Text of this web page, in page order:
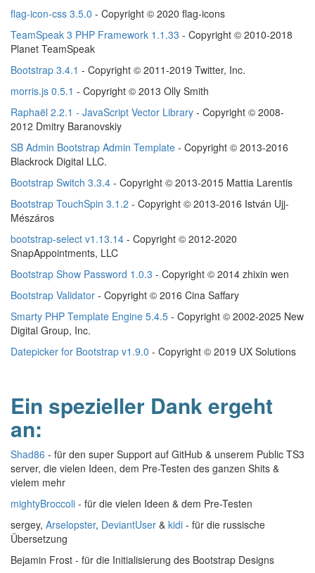
flag-icon-css 3.5.0 - Copyright © 2020 flag-icons
TeamSpeak 3 PHP Framework 1.1.33 - Copyright © 2010-2018
Planet TeamSpeak
Bootstrap 3.4.1 - Copyright © 2011-2019 Twitter, Inc.
morris.js 0.5.1 - Copyright © 2013 Olly Smith
Raphaël 2.2.1 - JavaScript Vector Library - Copyright © 2008-
2012 Dmitry Baranovskiy
SB Admin Bootstrap Admin Template - Copyright © 2013-2016
Blackrock Digital LLC.
Bootstrap Switch 3.3.4 - Copyright © 2013-2015 Mattia Larentis
Bootstrap TouchSpin 3.1.2 - Copyright © 2013-2016 István Ujj-
Mészáros
bootstrap-select v1.13.14 - Copyright © 2012-2020
SnapAppointments, LLC
Bootstrap Show Password 1.0.3 - Copyright © 2014 zhixin wen
Bootstrap Validator - Copyright © 2016 Cina Saffary
Smarty PHP Template Engine 5.4.5 - Copyright © 2002-2025 New
Digital Group, Inc.
Datepicker for Bootstrap v1.9.0 - Copyright © 2019 UX Solutions
Ein spezieller Dank ergeht
an:
Shad86 - für den super Support auf GitHub & unserem Public TS3
server, die vielen Ideen, dem Pre-Testen des ganzen Shits &
vielem mehr
mightyBroccoli - für die vielen Ideen & dem Pre-Testen
sergey, Arselopster, DeviantUser & kidi - für die russische
Übersetzung
Bejamin Frost - für die Initialisierung des Bootstrap Designs